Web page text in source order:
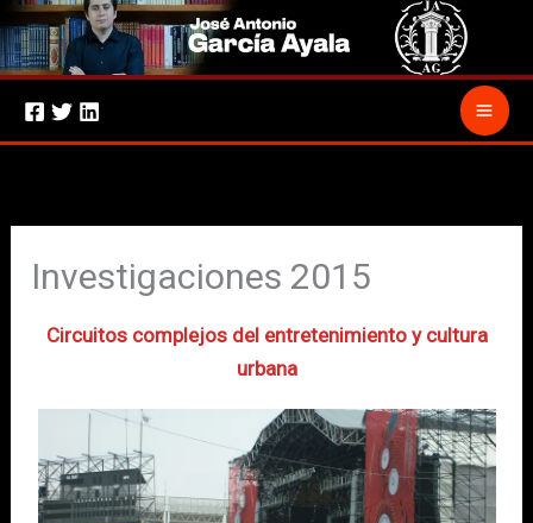
al
contenido
Investigaciones 2015
Circuitos complejos del entretenimiento y cultura
urbana